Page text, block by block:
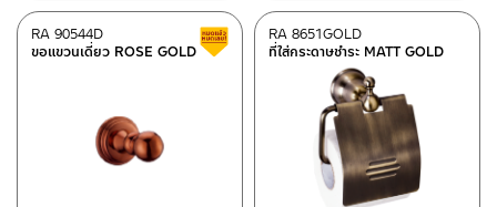
ขอแขวนเดี่ยว ROSE GOLD
RA 90544D Clearance sale
ที่ใส่กระดาษชำระ MATT GOLD
RA 8651GOLD